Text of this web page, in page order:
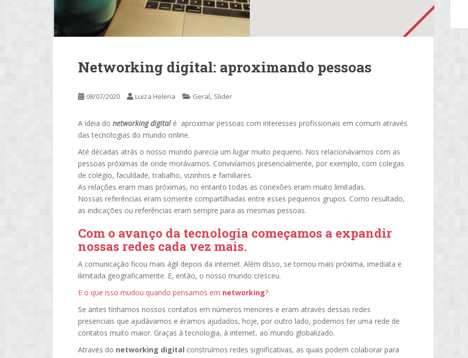
Networking digital: aproximando pessoas
08/07/2020 Luiza Helena Geral, Slider
A ideia do networking digital é aproximar pessoas com interesses profissionais em comum através
das tecnologias do mundo online.
Até décadas atrás o nosso mundo parecia um lugar muito pequeno. Nos relacionávamos com as
pessoas próximas de onde morávamos. Convivíamos presencialmente, por exemplo, com colegas
de colégio, faculdade, trabalho, vizinhos e familiares.
As relações eram mais próximas, no entanto todas as conexões eram muito limitadas.
Nossas referências eram somente compartilhadas entre esses pequenos grupos. Como resultado,
as indicações ou referências eram sempre para as mesmas pessoas.
Com o avanço da tecnologia começamos a expandir
nossas redes cada vez mais.
A comunicação ficou mais ágil depois da internet. Além disso, se tornou mais próxima, imediata e
ilimitada geograficamente. E, então, o nosso mundo cresceu.
E o que isso mudou quando pensamos em networking?
Se antes tínhamos nossos contatos em números menores e eram através dessas redes
presenciais que ajudávamos e éramos ajudados, hoje, por outro lado, podemos ter uma rede de
contatos muito maior. Graças à tecnologia, à internet, ao mundo globalizado.
Através do networking digital construímos redes significativas, as quais podem colaborar para